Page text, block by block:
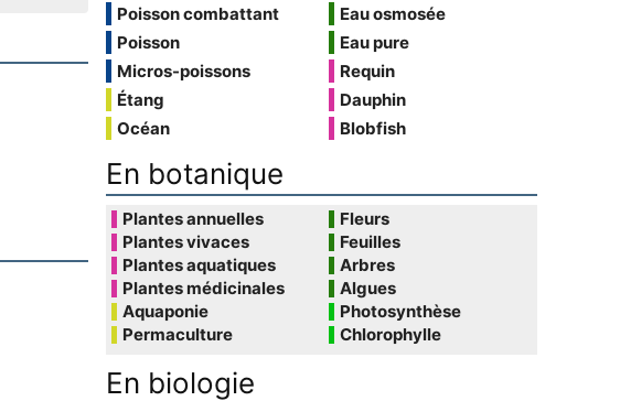
Poisson combattant
Poisson
Micros-poissons
Étang
Océan
Eau osmosée
Eau pure
Requin
Dauphin
Blobfish
En botanique
Plantes annuelles
Plantes vivaces
Plantes aquatiques
Plantes médicinales
Aquaponie
Permaculture
Fleurs
Feuilles
Arbres
Algues
Photosynthèse
Chlorophylle
En biologie